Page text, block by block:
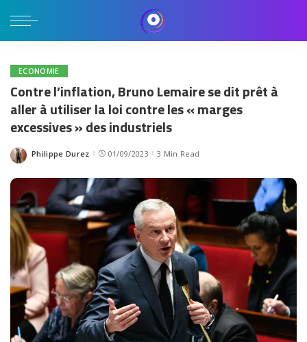
ECONOMIE
Contre l’inflation, Bruno Lemaire se dit prêt à
aller à utiliser la loi contre les « marges
excessives » des industriels
Posted
Philippe Durez 01/09/2023 3 Min Read